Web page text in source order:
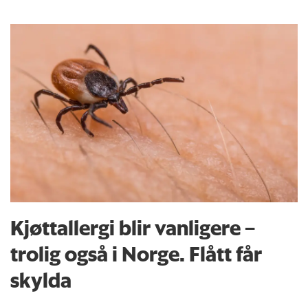
Kjøttallergi blir vanligere –
trolig også i Norge. Flått får
skylda